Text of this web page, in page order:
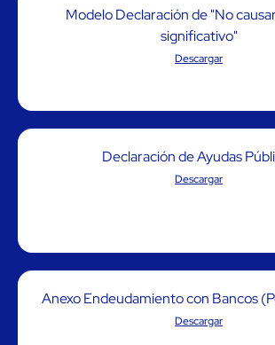
Modelo Declaración de "No
significativo"
Descargar
Declaración de Ayudas
Descargar
Anexo Endeudamiento con Bancos
Descargar